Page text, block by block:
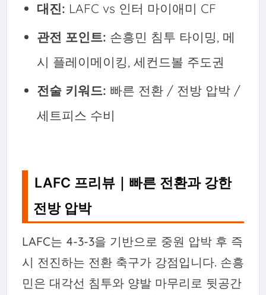
대진: LAFC vs 인터 마이애미 CF
관전 포인트: 손흥민 침투 타이밍, 메
시 플레이메이킹, 세컨드볼 주도권
전술 키워드: 빠른 전환 / 전방 압박 /
세트피스 수비
LAFC 프리뷰｜빠른 전환과 강한
전방 압박
LAFC는 4-3-3을 기반으로 중원 압박 후 즉
시 전진하는 전환 축구가 강점입니다. 손흥
민은 대각선 침투와 양발 마무리로 뒷공간